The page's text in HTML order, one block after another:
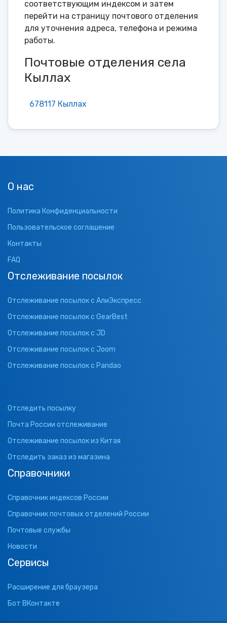
соответствующим индексом и затем
перейти на страницу почтового отделения
для уточнения адреса, телефона и режима
работы.
Почтовые отделения села
Кыллах
678117 Кыллах
О нас
Политика Конфиденциальности
Пользовательское соглашение
Контакты
FAQ
Отслеживание посылок
Отслеживание посылок с АлиЭкспресс
Отслеживание посылок с GearBest
Отслеживание посылок с JD
Отслеживание посылок с Joom
Отслеживание посылок с Pandao
Отследить посылку
Почта России отслеживание
Отслеживание посылок из Китая
Отследить заказ из магазина
Справочники
Справочник индексов России
Справочник почтовых отделений России
Почтовые службы
Новости
Сервисы
Расширение для браузера
Бот ВКонтакте